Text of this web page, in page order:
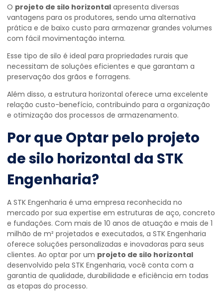
O projeto de silo horizontal apresenta diversas
vantagens para os produtores, sendo uma alternativa
prática e de baixo custo para armazenar grandes volumes
com fácil movimentação interna.
Esse tipo de silo é ideal para propriedades rurais que
necessitam de soluções eficientes e que garantam a
preservação dos grãos e forragens.
Além disso, a estrutura horizontal oferece uma excelente
relação custo-benefício, contribuindo para a organização
e otimização dos processos de armazenamento.
Por que Optar pelo projeto
de silo horizontal da STK
Engenharia?
A STK Engenharia é uma empresa reconhecida no
mercado por sua expertise em estruturas de aço, concreto
e fundações. Com mais de 10 anos de atuação e mais de 1
milhão de m² projetados e executados, a STK Engenharia
oferece soluções personalizadas e inovadoras para seus
clientes. Ao optar por um projeto de silo horizontal
desenvolvido pela STK Engenharia, você conta com a
garantia de qualidade, durabilidade e eficiência em todas
as etapas do processo.